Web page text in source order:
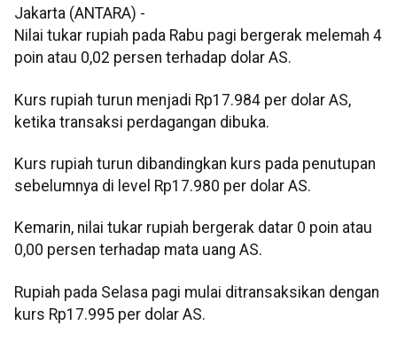
Jakarta (ANTARA) -
Nilai tukar rupiah pada Rabu pagi bergerak melemah 4
poin atau 0,02 persen terhadap dolar AS.
Kurs rupiah turun menjadi Rp17.984 per dolar AS,
ketika transaksi perdagangan dibuka.
Kurs rupiah turun dibandingkan kurs pada penutupan
sebelumnya di level Rp17.980 per dolar AS.
Kemarin, nilai tukar rupiah bergerak datar 0 poin atau
0,00 persen terhadap mata uang AS.
Rupiah pada Selasa pagi mulai ditransaksikan dengan
kurs Rp17.995 per dolar AS.